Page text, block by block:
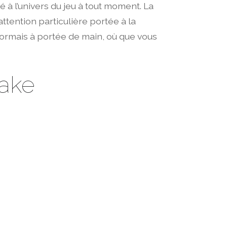
l’univers du jeu à tout moment. La
particulière portée à la
à portée de main, où que vous